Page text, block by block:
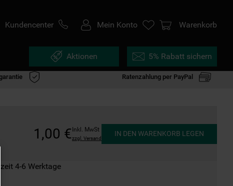
Kundencenter Mein Konto Warenkorb
Aktionen 5% Rabatt sichern
Ratenzahlung per PayPal
1 ,00 € Inkl. MwSt
zzgl. Versand
IN DEN WARENKORB LEGEN
4-6 Werktage